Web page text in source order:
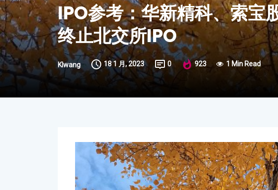
IPO参考：华新精科、索宝
终止北交所IPO
Klwang 18 1 月, 2023 0 923 1 Min Read